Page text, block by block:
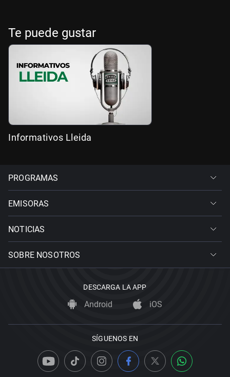
Te puede gustar
Informativos Lleida
PROGRAMAS
EMISORAS
NOTICIAS
SOBRE NOSOTROS
DESCARGA LA APP
Android iOS
SÍGUENOS EN